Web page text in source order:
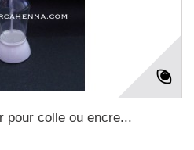
pour colle ou encre...